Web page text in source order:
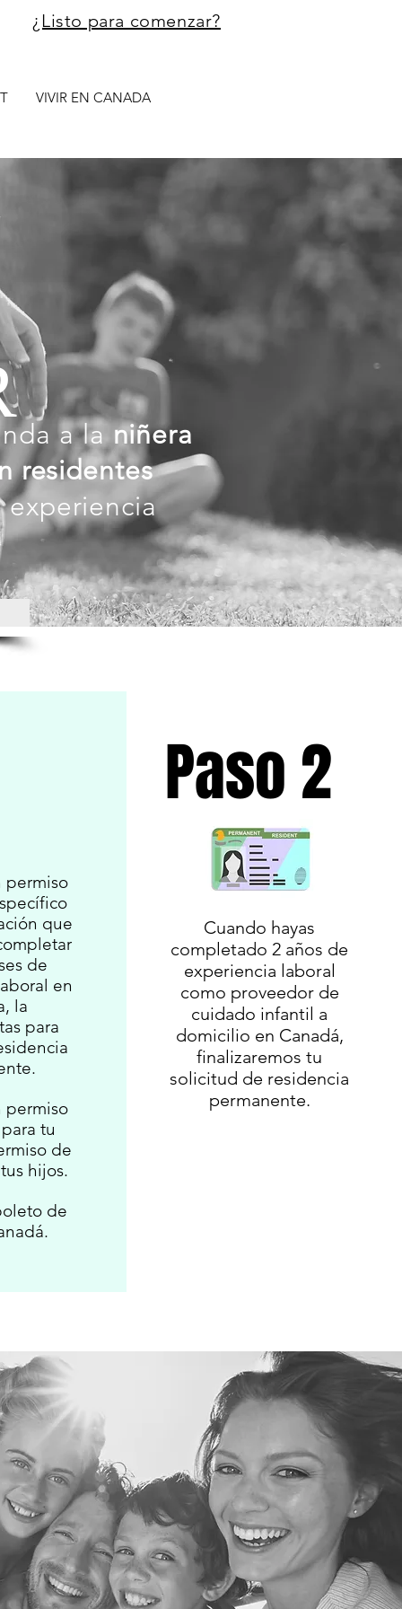
¿Listo para comenzar?
VIVIR EN CANADA
a la niñera
residentes
permiso
que
de
en
la
para
permiso
tu
de
hijos.
de
Paso 2
Cuando hayas
completado 2 años de
experiencia laboral
como proveedor de
cuidado infantil a
domicilio en Canadá,
finalizaremos tu
solicitud de residencia
permanente.